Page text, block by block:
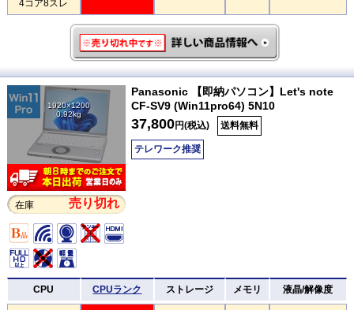
4コア8スレ
1920×1200
0.92kg
在庫 売り切れ
Panasonic 【即納パソコン】Let's note
CF-SV9 (Win11pro64) 5N10
37,800円(税込) 送料無料
テレワーク推奨
CPU CPUランク ストレージ メモリ 液晶/解像度